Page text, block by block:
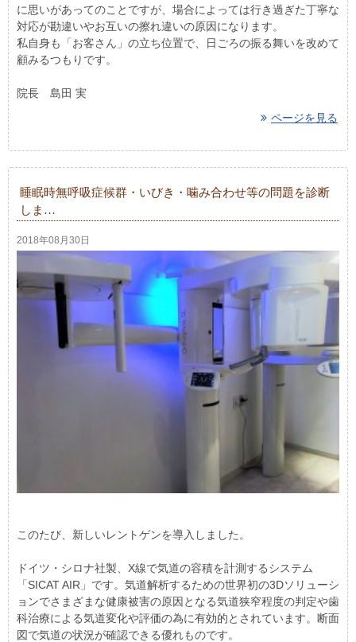
に思いがあってのことですが、場合によっては行き過ぎた丁寧な
対応が勘違いやお互いの擦れ違いの原因になります。
私自身も「お客さん」の立ち位置で、日ごろの振る舞いを改めて
顧みるつもりです。
院長 島田 実
ページを見る
睡眠時無呼吸症候群・いびき・噛み合わせ等の問題を診断
しま…
2018年08月30日
このたび、新しいレントゲンを導入しました。
ドイツ・シロナ社製、X線で気道の容積を計測するシステム
「SICAT AIR」です。気道解析するための世界初の3Dソリューシ
ョンでさまざまな健康被害の原因となる気道狭窄程度の判定や歯
科治療による気道変化や評価の為に有効的とされています。断面
図で気道の状況が確認できる優れものです。